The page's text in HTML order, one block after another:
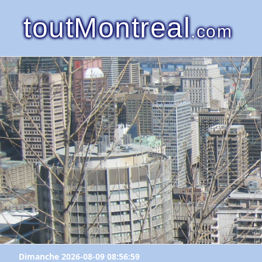
toutMontreal.com
Dimanche 2026-08-09 08:56:59